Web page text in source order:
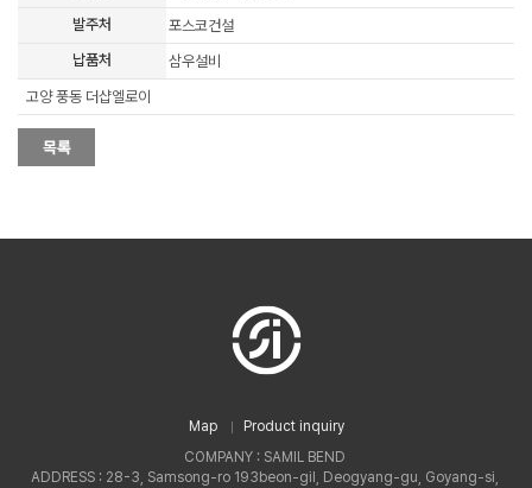
발주처
포스코건설
납품처
삼우설비
고양 풍동 더샵엘로이
Map
Product inquiry
COMPANY : SAMIL BEND
ADDRESS : 28-3, Samsong-ro 193beon-gil, Deogyang-gu, Goyang-si,